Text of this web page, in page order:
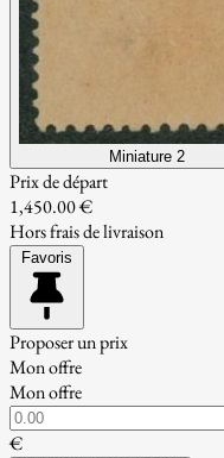
Miniature 2
Prix de départ
1,450.00 €
Hors frais de livraison
Favoris
Proposer un prix
Mon offre
Mon offre
€